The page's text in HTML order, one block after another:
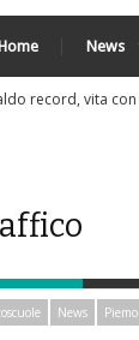
Home News
News